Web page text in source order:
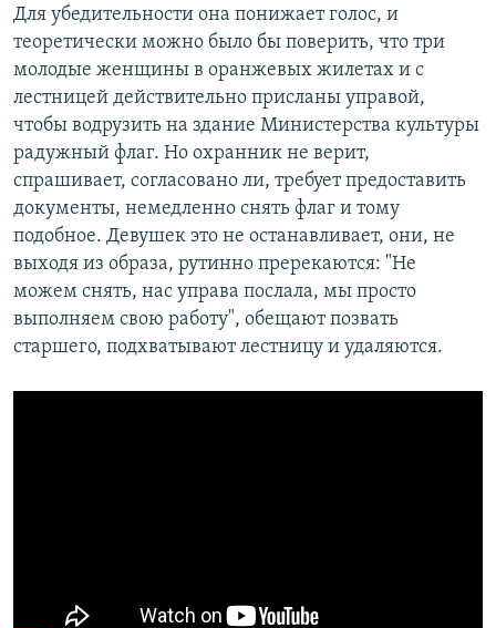
Для убедительности она понижает голос, и
теоретически можно было бы поверить, что три
молодые женщины в оранжевых жилетах и с
лестницей действительно присланы управой,
чтобы водрузить на здание Министерства культуры
радужный флаг. Но охранник не верит,
спрашивает, согласовано ли, требует предоставить
документы, немедленно снять флаг и тому
подобное. Девушек это не останавливает, они, не
выходя из образа, рутинно пререкаются: "Не
можем снять, нас управа послала, мы просто
выполняем свою работу", обещают позвать
старшего, подхватывают лестницу и удаляются.